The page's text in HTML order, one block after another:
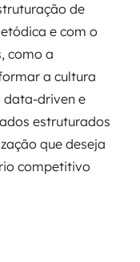
de
e com o
como a
a cultura
data-driven e
estruturados
que deseja
competitivo